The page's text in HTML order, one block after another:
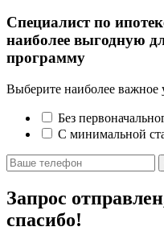
Специалист по
наиболее выгодную
программу
Выберите наиболее важное
Без
С минимальной
Запрос
спасибо!